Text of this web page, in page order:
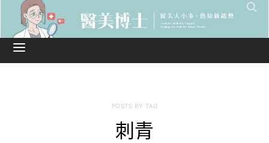
POSTS BY TAG
刺青